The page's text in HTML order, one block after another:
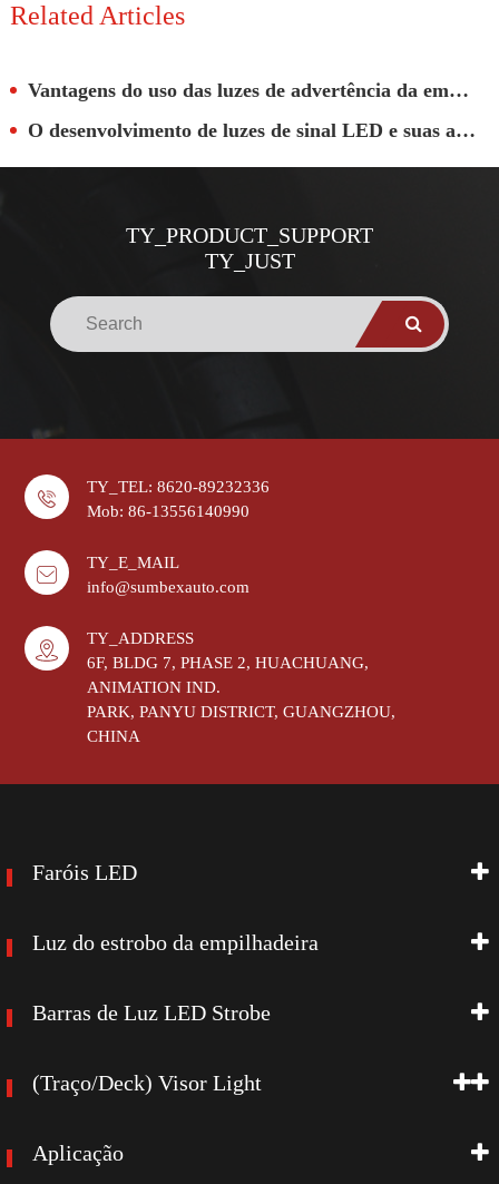
Related Articles
Vantagens do uso das luzes de advertência da empilhadeira e das luzes de segurança
O desenvolvimento de luzes de sinal LED e suas aplicações em diferentes indústrias
TY_PRODUCT_SUPPORT
TY_JUST
TY_TEL: 8620-89232336
Mob: 86-13556140990
TY_E_MAIL
info@sumbexauto.com
TY_ADDRESS
6F, BLDG 7, PHASE 2, HUACHUANG,
ANIMATION IND.
PARK, PANYU DISTRICT, GUANGZHOU,
CHINA
Faróis LED
Luz do estrobo da empilhadeira
Barras de Luz LED Strobe
(Traço/Deck) Visor Light
Aplicação